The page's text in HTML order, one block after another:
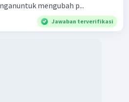
mengubah p...
Jawaban terverifikasi